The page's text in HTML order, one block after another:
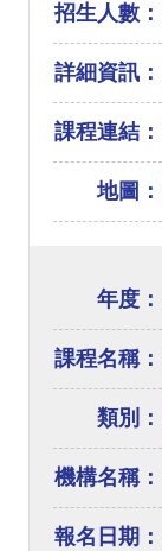
招生人數：
詳細資訊：
課程連結：
地圖：
年度：
課程名稱：
類別：
機構名稱：
報名日期：